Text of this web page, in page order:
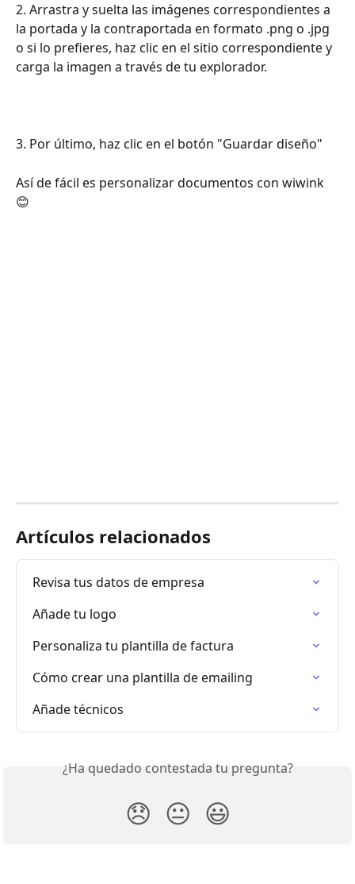
2. Arrastra y suelta las imágenes correspondientes a
la portada y la contraportada en formato .png o .jpg
o si lo prefieres, haz clic en el sitio correspondiente y
carga la imagen a través de tu explorador.
3. Por último, haz clic en el botón "Guardar diseño"
Así de fácil es personalizar documentos con wiwink
😊
Artículos relacionados
Revisa tus datos de empresa
Añade tu logo
Personaliza tu plantilla de factura
Cómo crear una plantilla de emailing
Añade técnicos
¿Ha quedado contestada tu pregunta?
😞 😐 😃